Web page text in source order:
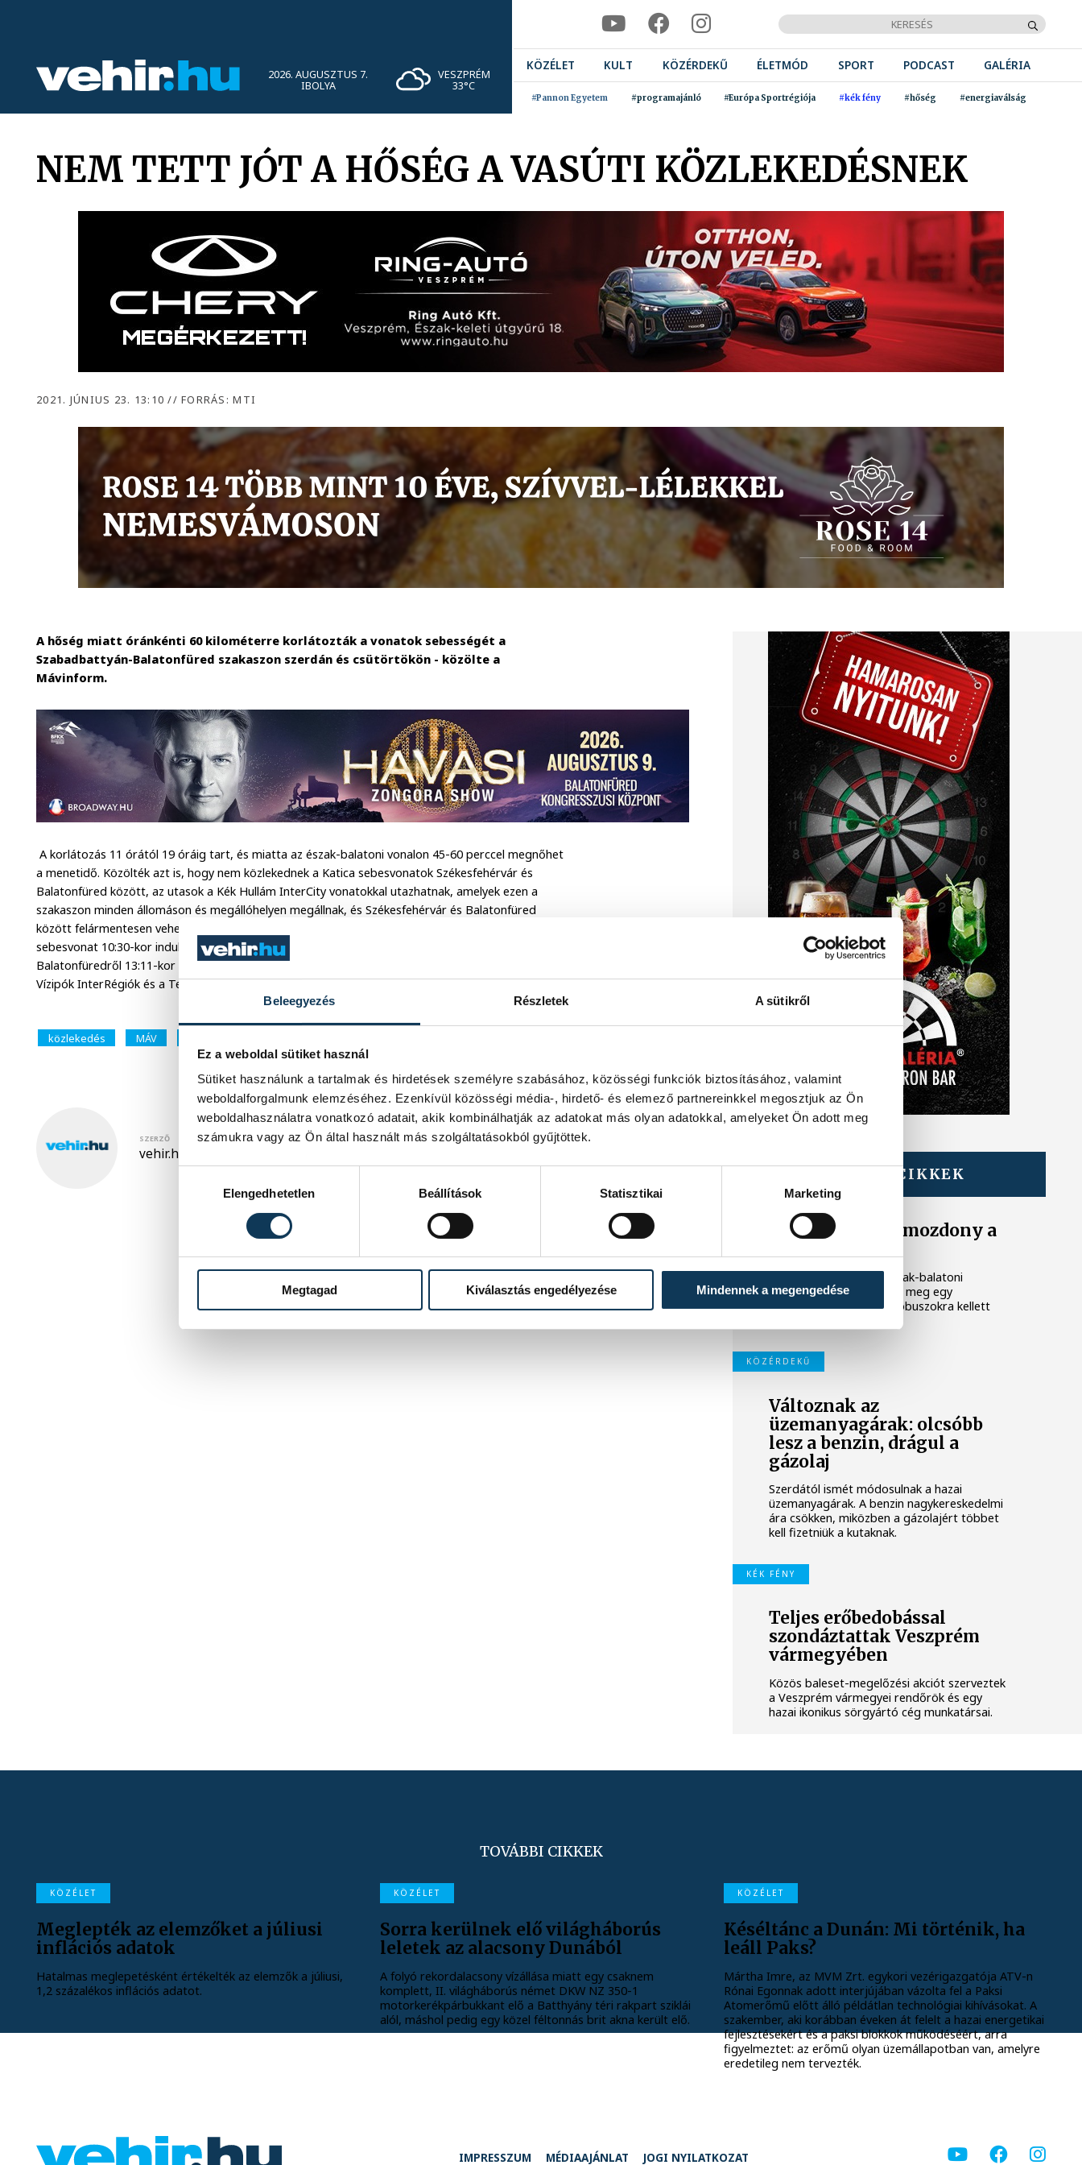
Beleegyezés Részletek A sütikről
Ez a weboldal sütiket használ
Sütiket használunk a tartalmak és hirdetések személyre szabásához, közösségi funkciók biztosításához, valamint
weboldalforgalmunk elemzéséhez. Ezenkívül közösségi média-, hirdető- és elemező partnereinkkel megosztjuk az Ön
weboldalhasználatra vonatkozó adatait, akik kombinálhatják az adatokat más olyan adatokkal, amelyeket Ön adott meg
számukra vagy az Ön által használt más szolgáltatásokból gyűjtöttek.
Elengedhetetlen
Beállítások Statisztikai Marketing
Megtagad Kiválasztás engedélyezése Mindennek a megengedése
2026. AUGUSZTUS 7.
IBOLYA
VESZPRÉM
33°C
KÖZÉLET KULT KÖZÉRDEKŰ ÉLETMÓD SPORT PODCAST GALÉRIA
#Pannon Egyetem #programajánló #Európa Sportrégiója #kék fény #hőség #energiaválság
NEM TETT JÓT A HŐSÉG A VASÚTI KÖZLEKEDÉSNEK
2021. JÚNIUS 23. 13:10// FORRÁS: MTI
A hőség miatt óránkénti 60 kilométerre korlátozták a vonatok sebességét a
Szabadbattyán-Balatonfüred szakaszon szerdán és csütörtökön - közölte a
Mávinform.
A korlátozás 11 órától 19 óráig tart, és miatta az észak-balatoni vonalon 45-60 perccel megnőhet
a menetidő. Közölték azt is, hogy nem közlekednek a Katica sebesvonatok Székesfehérvár és
Balatonfüred között, az utasok a Kék Hullám InterCity vonatokkal utazhatnak, amelyek ezen a
szakaszon minden állomáson és megállóhelyen megállnak, és Székesfehérvár és Balatonfüred
között felármentesen vehetők igénybe. Szerdán az első rövidebb útvonalon közlekedő Katica
sebesvonat 10:30-kor indult a Déli pályaudvarról és csak Székesfehérvárig közlekedik, az eredetileg
Balatonfüredről 13:11-kor induló vonat pedig csak Székesfehérvártól jár. A Kék Hullám InterCityk, a
Vízipók InterRégiók és a Tekergő expresszvonatok a teljes útvonalon közlekednek.
közlekedés MÁV
SZERZŐ
vehir.hu
TOVÁBBI CIKKEK
KÖZLEKEDÉS
Kigyulladt egy mozdony a
Csütörtök délután az észak-balatoni
vasútvonalon hibásodott meg egy
sebesvonat, emiatt pótlóbuszokra kellett
KÖZÉRDEKŰ
Változnak az
üzemanyagárak: olcsóbb
lesz a benzin, drágul a
gázolaj
Szerdától ismét módosulnak a hazai
üzemanyagárak. A benzin nagykereskedelmi
ára csökken, miközben a gázolajért többet
kell fizetniük a kutaknak.
KÉK FÉNY
Teljes erőbedobással
szondáztattak Veszprém
vármegyében
Közös baleset-megelőzési akciót szerveztek
a Veszprém vármegyei rendőrök és egy
hazai ikonikus sörgyártó cég munkatársai.
TOVÁBBI CIKKEK
KÖZÉLET
Meglepték az elemzőket a júliusi
inflációs adatok
Hatalmas meglepetésként értékelték az elemzők a júliusi,
1,2 százalékos inflációs adatot.
KÖZÉLET
Sorra kerülnek elő világháborús
leletek az alacsony Dunából
A folyó rekordalacsony vízállása miatt egy csaknem
komplett, II. világháborús német DKW NZ 350-1
motorkerékpárbukkant elő a Batthyány téri rakpart sziklái
alól, máshol pedig egy közel féltonnás brit akna került elő.
KÖZÉLET
Késéltánc a Dunán: Mi történik, ha
leáll Paks?
Mártha Imre, az MVM Zrt. egykori vezérigazgatója ATV-n
Rónai Egonnak adott interjújában vázolta fel a Paksi
Atomerőmű előtt álló példátlan technológiai kihívásokat. A
szakember, aki korábban éveken át felelt a hazai energetikai
fejlesztésekért és a paksi blokkok működéséért, arra
figyelmeztet: az erőmű olyan üzemállapotban van, amelyre
eredetileg nem tervezték.
IMPRESSZUM MÉDIAAJÁNLAT JOGI NYILATKOZAT